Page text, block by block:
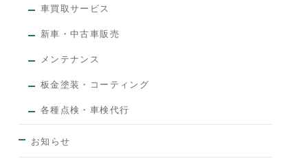
車買取サービス
新車・中古車販売
メンテナンス
板金塗装・コーティング
各種点検・車検代行
お知らせ